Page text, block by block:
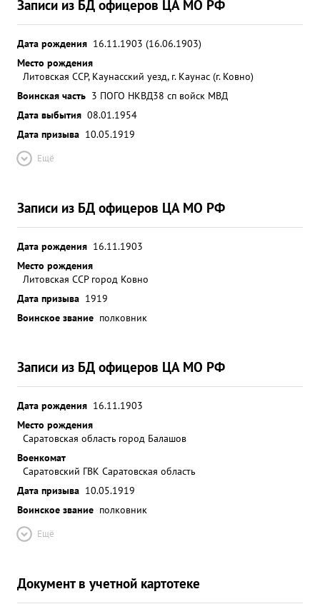
Записи из БД офицеров ЦА МО РФ
Дата рождения 16.11.1903 (16.06.1903)
Место рождения
Литовская ССР, Каунасский уезд, г. Каунас (г. Ковно)
Воинская часть 3 ПОГО НКВД38 сп войск МВД
Дата выбытия 08.01.1954
Дата призыва 10.05.1919
Ещё
Записи из БД офицеров ЦА МО РФ
Дата рождения 16.11.1903
Место рождения
Литовская ССР город Ковно
Дата призыва 1919
Воинское звание полковник
Записи из БД офицеров ЦА МО РФ
Дата рождения 16.11.1903
Место рождения
Саратовская область город Балашов
Военкомат
Саратовский ГВК Саратовская область
Дата призыва 10.05.1919
Воинское звание полковник
Ещё
Документ в учетной картотеке